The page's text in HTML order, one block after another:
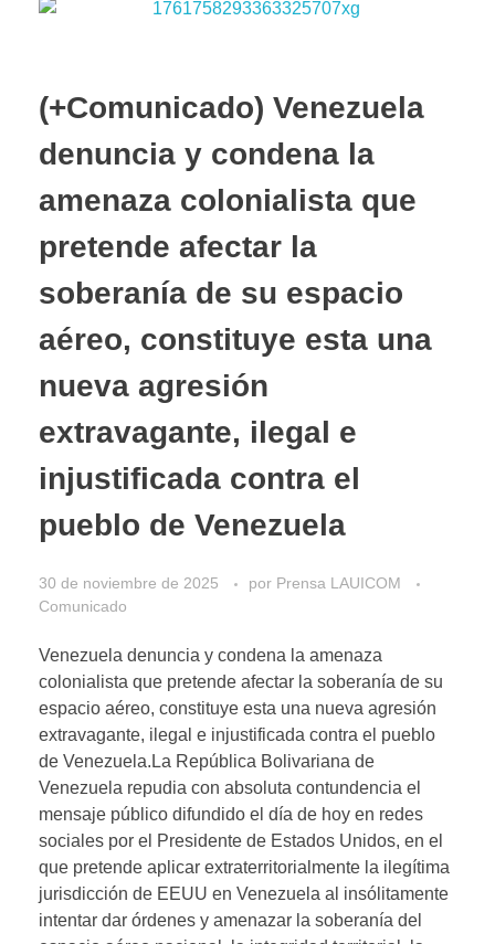
(+Comunicado) Venezuela
denuncia y condena la
amenaza colonialista que
pretende afectar la
soberanía de su espacio
aéreo, constituye esta una
nueva agresión
extravagante, ilegal e
injustificada contra el
pueblo de Venezuela
30 de noviembre de 2025 por Prensa LAUICOM
Comunicado
Venezuela denuncia y condena la amenaza
colonialista que pretende afectar la soberanía de su
espacio aéreo, constituye esta una nueva agresión
extravagante, ilegal e injustificada contra el pueblo
de Venezuela.La República Bolivariana de
Venezuela repudia con absoluta contundencia el
mensaje público difundido el día de hoy en redes
sociales por el Presidente de Estados Unidos, en el
que pretende aplicar extraterritorialmente la ilegítima
jurisdicción de EEUU en Venezuela al insólitamente
intentar dar órdenes y amenazar la soberanía del